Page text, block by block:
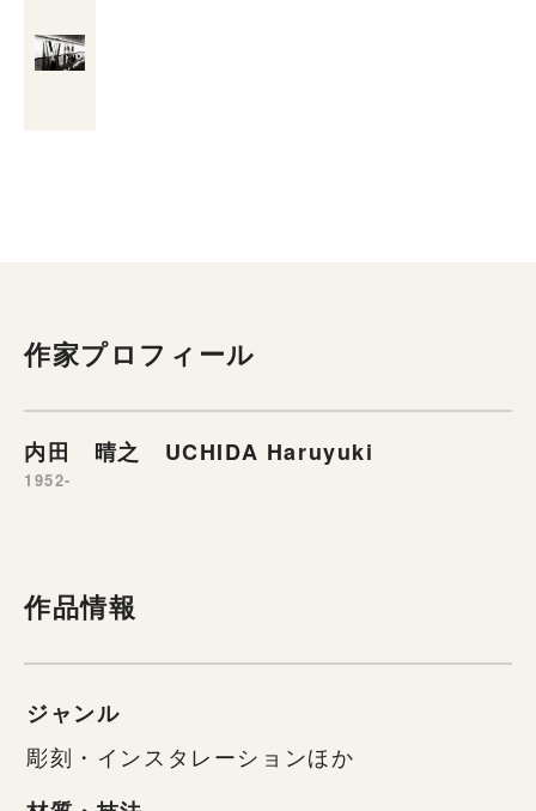
作家プロフィール
内田 晴之 UCHIDA Haruyuki
1952-
作品情報
ジャンル
彫刻・インスタレーションほか